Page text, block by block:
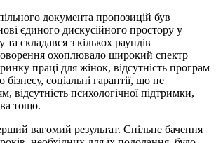
документа пропозицій був
єдиного дискусійного простору у
складався з кількох раундів
охоплювало широкий спектр
праці для жінок, відсутність програм
соціальні гарантії, що не
відсутність психологічної підтримки,
тощо.
вагомий результат. Спільне бачення